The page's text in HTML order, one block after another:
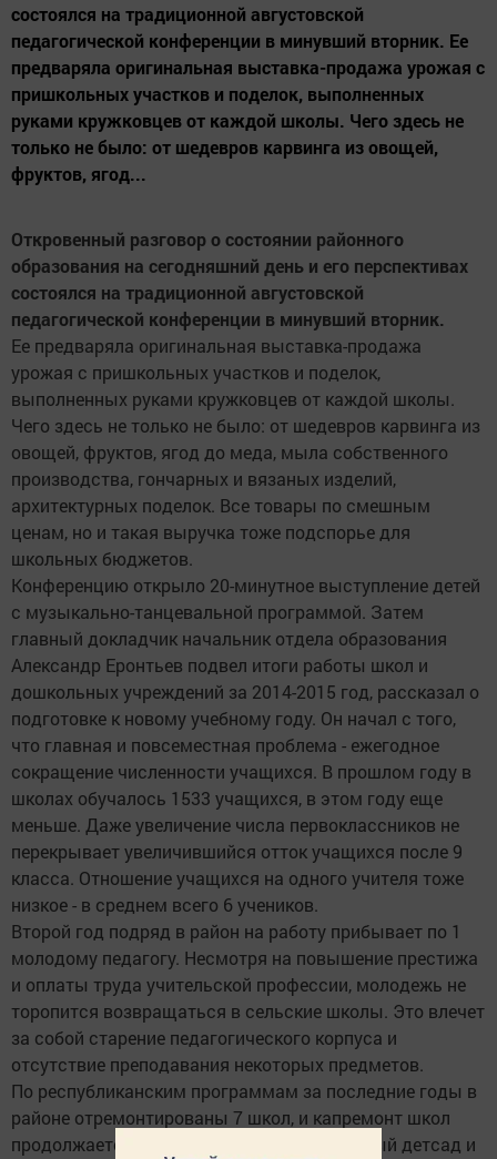
состоялся на традиционной августовской
педагогической конференции в минувший вторник. Ее
предваряла оригинальная выставка-продажа урожая с
пришкольных участков и поделок, выполненных
руками кружковцев от каждой школы. Чего здесь не
только не было: от шедевров карвинга из овощей,
фруктов, ягод...
Откровенный разговор о состоянии районного
образования на сегодняшний день и его перспективах
состоялся на традиционной августовской
педагогической конференции в минувший вторник.
Ее предваряла оригинальная выставка-продажа
урожая с пришкольных участков и поделок,
выполненных руками кружковцев от каждой школы.
Чего здесь не только не было: от шедевров карвинга из
овощей, фруктов, ягод до меда, мыла собственного
производства, гончарных и вязаных изделий,
архитектурных поделок. Все товары по смешным
ценам, но и такая выручка тоже подспорье для
школьных бюджетов.
Конференцию открыло 20-минутное выступление детей
с музыкально-танцевальной программой. Затем
главный докладчик начальник отдела образования
Александр Еронтьев подвел итоги работы школ и
дошкольных учреждений за 2014-2015 год, рассказал о
подготовке к новому учебному году. Он начал с того,
что главная и повсеместная проблема - ежегодное
сокращение численности учащихся. В прошлом году в
школах обучалось 1533 учащихся, в этом году еще
меньше. Даже увеличение числа первоклассников не
перекрывает увеличившийся отток учащихся после 9
класса. Отношение учащихся на одного учителя тоже
низкое - в среднем всего 6 учеников.
Второй год подряд в район на работу прибывает по 1
молодому педагогу. Несмотря на повышение престижа
и оплаты труда учительской профессии, молодежь не
торопится возвращаться в сельские школы. Это влечет
за собой старение педагогического корпуса и
отсутствие преподавания некоторых предметов.
По республиканским программам за последние годы в
районе отремонтированы 7 школ, и капремонт школ
продолжается. В этом году построены новый детсад и